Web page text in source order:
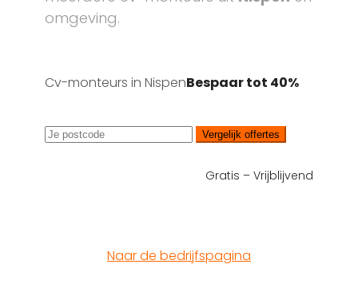
omgeving.
Cv-monteurs in NispenBespaar tot 40%
Vergelijk offertes
Gratis – Vrijblijvend
Naar de bedrijfspagina